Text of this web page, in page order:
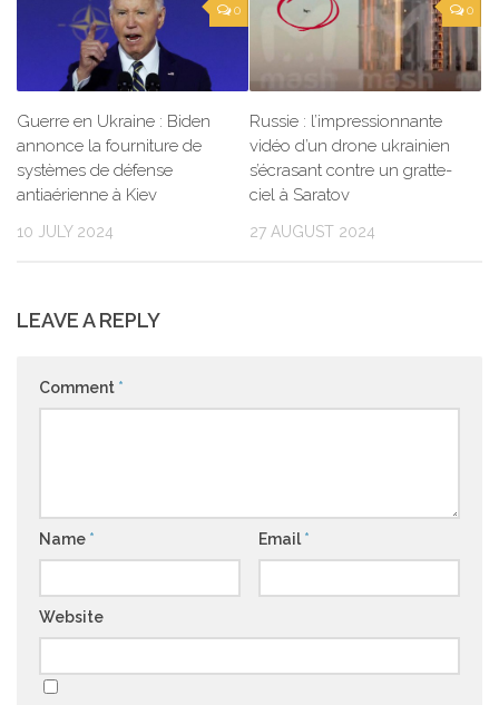
0
Guerre en Ukraine : Biden
annonce la fourniture de
systèmes de défense
antiaérienne à Kiev
10 JULY 2024
0
Russie : l’impressionnante
vidéo d’un drone ukrainien
s’écrasant contre un gratte-
ciel à Saratov
27 AUGUST 2024
LEAVE A REPLY
Comment *
Name * Email *
Website